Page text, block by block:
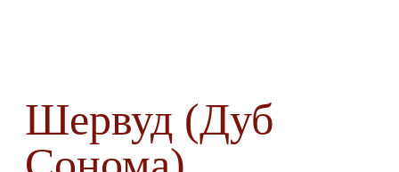
Шервуд (Дуб